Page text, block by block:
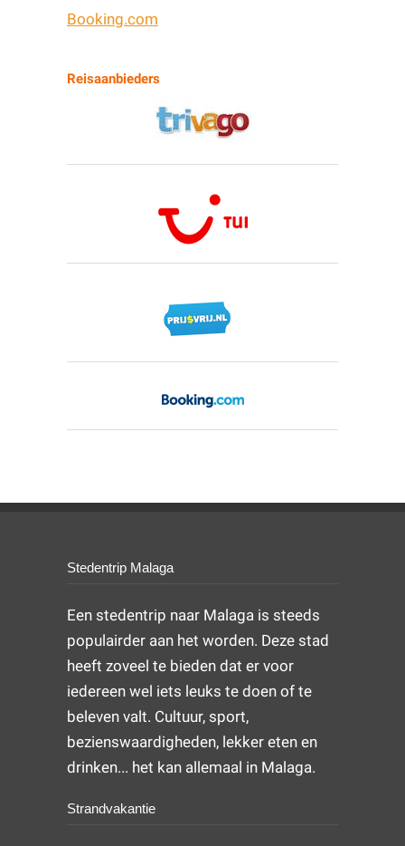
Booking.com
Reisaanbieders
Stedentrip Malaga
Een stedentrip naar Malaga is steeds
populairder aan het worden. Deze stad
heeft zoveel te bieden dat er voor
iedereen wel iets leuks te doen of te
beleven valt. Cultuur, sport,
bezienswaardigheden, lekker eten en
drinken... het kan allemaal in Malaga.
Strandvakantie